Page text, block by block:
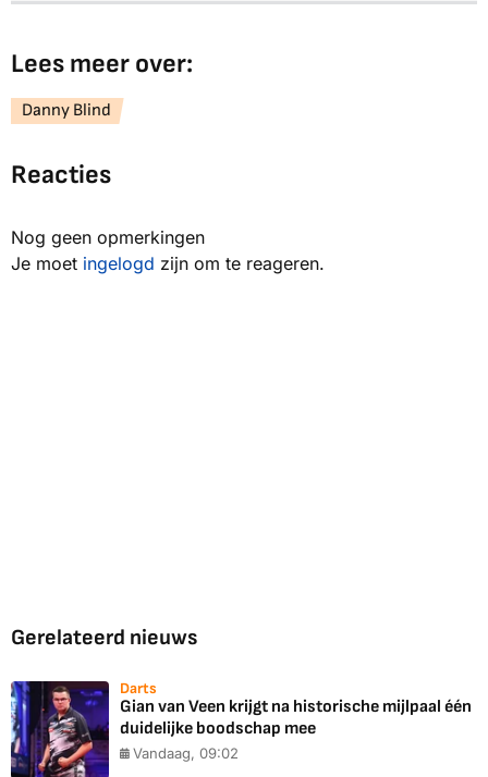
Lees meer over:
Danny Blind
Reacties
Nog geen opmerkingen
Je moet ingelogd zijn om te reageren.
Gerelateerd nieuws
Darts
Gian van Veen krijgt na historische mijlpaal één
duidelijke boodschap mee
Vandaag, 09:02